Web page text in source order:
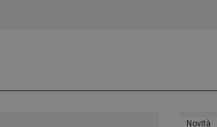
Novità